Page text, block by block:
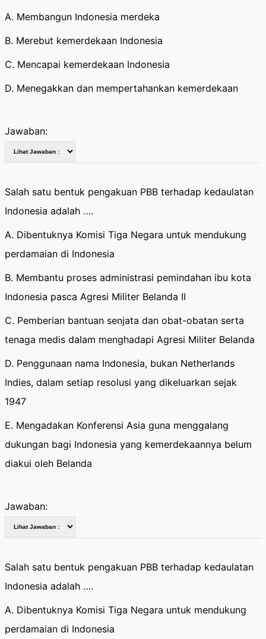
A. Membangun Indonesia merdeka
B. Merebut kemerdekaan Indonesia
C. Mencapai kemerdekaan Indonesia
D. Menegakkan dan mempertahankan kemerdekaan
Jawaban:
Salah satu bentuk pengakuan PBB terhadap kedaulatan
Indonesia adalah ….
A. Dibentuknya Komisi Tiga Negara untuk mendukung
perdamaian di Indonesia
B. Membantu proses administrasi pemindahan ibu kota
Indonesia pasca Agresi Militer Belanda II
C. Pemberian bantuan senjata dan obat-obatan serta
tenaga medis dalam menghadapi Agresi Militer Belanda
D. Penggunaan nama Indonesia, bukan Netherlands
Indies, dalam setiap resolusi yang dikeluarkan sejak
1947
E. Mengadakan Konferensi Asia guna menggalang
dukungan bagi Indonesia yang kemerdekaannya belum
diakui oleh Belanda
Jawaban:
Salah satu bentuk pengakuan PBB terhadap kedaulatan
Indonesia adalah ….
A. Dibentuknya Komisi Tiga Negara untuk mendukung
perdamaian di Indonesia